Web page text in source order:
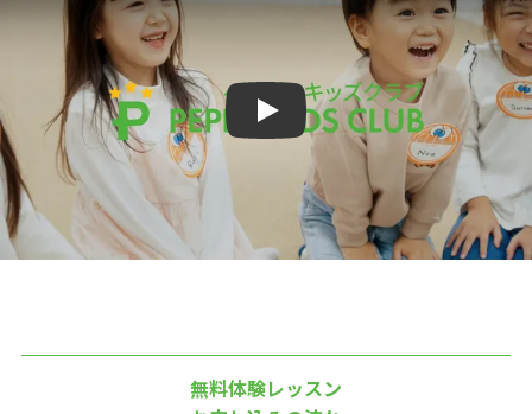
Play
無料体験レッスン